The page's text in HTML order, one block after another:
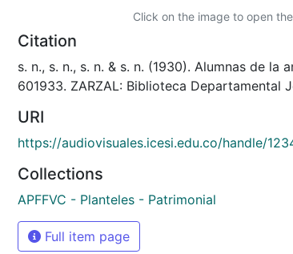
Click on the image to open
Citation
s. n., s. n., s. n. & s. n. (1930). Alumnas de la
601933. ZARZAL: Biblioteca Departamental
URI
https://audiovisuales.icesi.edu.co/handle/
Collections
APFFVC - Planteles - Patrimonial
Full item page